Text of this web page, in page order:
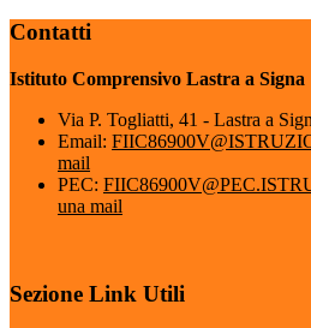
Contatti
Istituto Comprensivo Lastra a Signa
Via P. Togliatti, 41 - Lastra a
Email:
mail
PEC:
una mail
Sezione Link Utili